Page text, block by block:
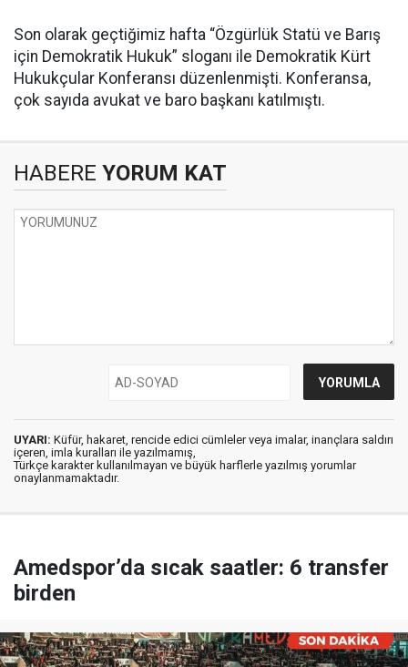
Son olarak geçtiğimiz hafta “Özgürlük Statü ve Barış
için Demokratik Hukuk” sloganı ile Demokratik Kürt
Hukukçular Konferansı düzenlenmişti. Konferansa,
çok sayıda avukat ve baro başkanı katılmıştı.
HABERE YORUM KAT
UYARI: Küfür, hakaret, rencide edici cümleler veya imalar, inançlara saldırı
içeren, imla kuralları ile yazılmamış,
Türkçe karakter kullanılmayan ve büyük harflerle yazılmış yorumlar
onaylanmamaktadır.
Amedspor’da sıcak saatler: 6 transfer
birden